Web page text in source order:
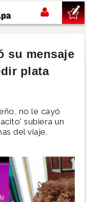
su mensaje
plata
no le cayó
subiera un
del viaje.